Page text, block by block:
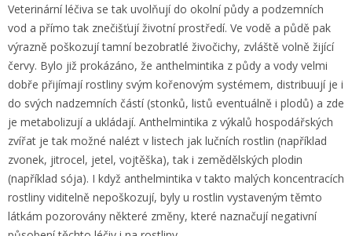
Veterinární léčiva se tak uvolňují do okolní půdy a podzemních
vod a přímo tak znečišťují životní prostředí. Ve vodě a půdě pak
výrazně poškozují tamní bezobratlé živočichy, zvláště volně žijící
červy. Bylo již prokázáno, že anthelmintika z půdy a vody velmi
dobře přijímají rostliny svým kořenovým systémem, distribuují je i
do svých nadzemních částí (stonků, listů eventuálně i plodů) a zde
je metabolizují a ukládají. Anthelmintika z výkalů hospodářských
zvířat je tak možné nalézt v listech jak lučních rostlin (například
zvonek, jitrocel, jetel, vojtěška), tak i zemědělských plodin
(například sója). I když anthelmintika v takto malých koncentracích
rostliny viditelně nepoškozují, byly u rostlin vystaveným těmto
látkám pozorovány některé změny, které naznačují negativní